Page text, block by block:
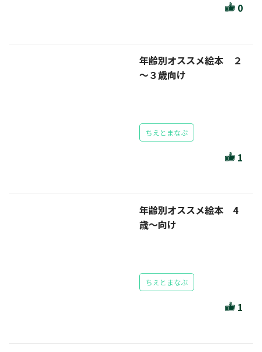
0
年齢別オススメ絵本 ２
～３歳向け
ちえとまなぶ
1
年齢別オススメ絵本 4
歳～向け
ちえとまなぶ
1